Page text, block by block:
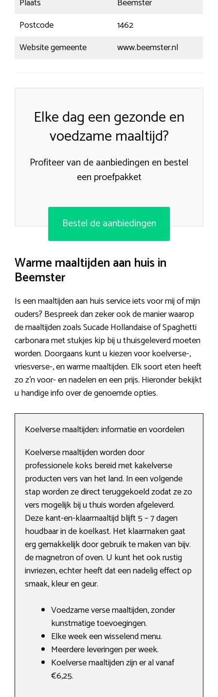
Plaats
Beemster
Postcode
1462
Website gemeente
www.beemster.nl
Elke dag een gezonde en
voedzame maaltijd?
Profiteer van de aanbiedingen en bestel
een proefpakket
Bestel de aanbiedingen
Warme maaltijden aan huis in
Beemster
Is een maaltijden aan huis service iets voor mij of mijn
ouders? Bespreek dan zeker ook de manier waarop
de maaltijden zoals Sucade Hollandaise of Spaghetti
carbonara met stukjes kip bij u thuisgeleverd moeten
worden. Doorgaans kunt u kiezen voor koelverse-,
vriesverse-, en warme maaltijden. Elk soort eten heeft
zo z’n voor- en nadelen en een prijs. Hieronder bekijkt
u handige info over de genoemde opties.
Koelverse maaltijden: informatie en voordelen
Koelverse maaltijden worden door
professionele koks bereid met kakelverse
producten vers van het land. In een volgende
stap worden ze direct teruggekoeld zodat ze zo
vers mogelijk bij u thuis worden afgeleverd.
Deze kant-en-klaarmaaltijd blijft 5 – 7 dagen
houdbaar in de koelkast. Het klaarmaken gaat
erg gemakkelijk door gebruik te maken van bijv.
de magnetron of oven. U kunt het ook rustig
invriezen, echter heeft dat een nadelig effect op
smaak, kleur en geur.
Voedzame verse maaltijden, zonder
kunstmatige toevoegingen.
Elke week een wisselend menu.
Meerdere leveringen per week.
Koelverse maaltijden zijn er al vanaf
€6,25.